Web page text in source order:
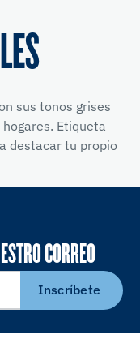
sus tonos grises
Etiqueta
destacar tu propio
CORREO
Inscríbete